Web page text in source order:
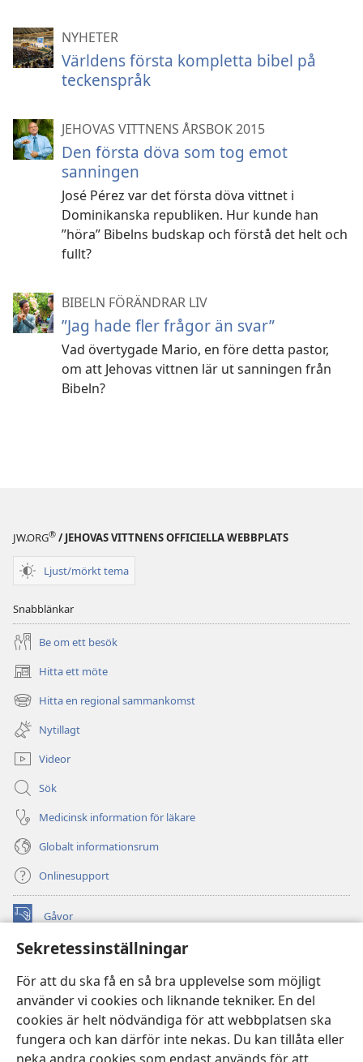
Sekretessinställningar
För att du ska få en så bra upplevelse som möjligt
använder vi cookies och liknande tekniker. En del
cookies är helt nödvändiga för att webbplatsen ska
fungera och kan därför inte nekas. Du kan tillåta eller
NYHETER
Världens första kompletta bibel på
teckenspråk
JEHOVAS VITTNENS ÅRSBOK 2015
Den första döva som tog emot
sanningen
José Pérez var det första döva vittnet i
Dominikanska republiken. Hur kunde han
”höra” Bibelns budskap och förstå det helt och
fullt?
BIBELN FÖRÄNDRAR LIV
”Jag hade fler frågor än svar”
Vad övertygade Mario, en före detta pastor,
om att Jehovas vittnen lär ut sanningen från
Bibeln?
JW.ORG® / JEHOVAS VITTNENS OFFICIELLA WEBBPLATS
Ljust/mörkt tema
Snabblänkar
Be om ett besök
Hitta ett möte
(öppnar
nytt
fönster)
Hitta en regional sammankomst
(öppnar
nytt
fönster)
Nytillagt
Videor
Sök
Medicinsk information för läkare
Globalt informationsrum
Onlinesupport
Gåvor
(öppnar
fönster) Watchtower ONLINE LIBRARY™
nytt
fönster)JW Hub ®
(öppnar
nytt
fönster)JW Library